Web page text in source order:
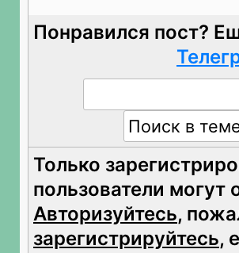
Понравился пост?
Только
пользователи могут
Авторизуйтесь,
зарегистрируйтесь,